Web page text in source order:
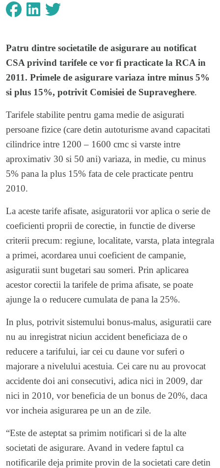
Patru dintre societatile de asigurare au notificat
CSA privind tarifele ce vor fi practicate la RCA in
2011. Primele de asigurare variaza intre minus 5%
si plus 15%, potrivit Comisiei de Supraveghere.
Tarifele stabilite pentru gama medie de asigurati
persoane fizice (care detin autoturisme avand capacitati
cilindrice intre 1200 – 1600 cmc si varste intre
aproximativ 30 si 50 ani) variaza, in medie, cu minus
5% pana la plus 15% fata de cele practicate pentru
2010.
La aceste tarife afisate, asiguratorii vor aplica o serie de
coeficienti proprii de corectie, in functie de diverse
criterii precum: regiune, localitate, varsta, plata integrala
a primei, acordarea unui coeficient de campanie,
asiguratii sunt bugetari sau someri. Prin aplicarea
acestor corectii la tarifele de prima afisate, se poate
ajunge la o reducere cumulata de pana la 25%.
In plus, potrivit sistemului bonus-malus, asiguratii care
nu au inregistrat niciun accident beneficiaza de o
reducere a tarifului, iar cei cu daune vor suferi o
majorare a nivelului acestuia. Cei care nu au provocat
accidente doi ani consecutivi, adica nici in 2009, dar
nici in 2010, vor beneficia de un bonus de 20%, daca
vor incheia asigurarea pe un an de zile.
“Este de asteptat sa primim notificari si de la alte
societati de asigurare. Avand in vedere faptul ca
notificarile deja primite provin de la societati care detin